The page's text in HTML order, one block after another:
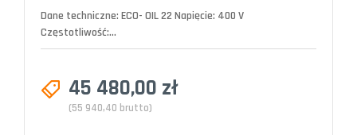
Dane techniczne: ECO- OIL 22 Napięcie: 400 V
Częstotliwość:...
45 480,00 zł
(55 940,40 brutto)